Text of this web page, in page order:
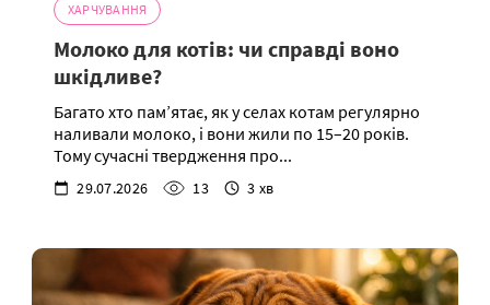
ХАРЧУВАННЯ
Молоко для котів: чи справді воно
шкідливе?
Багато хто пам’ятає, як у селах котам регулярно
наливали молоко, і вони жили по 15–20 років.
Тому сучасні твердження про...
29.07.2026 13 3 хв